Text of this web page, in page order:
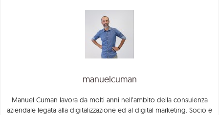
manuelcuman
Manuel Cuman lavora da molti anni nell’ambito della consulenza
aziendale legata alla digitalizzazione ed al digital marketing. Socio e
Tutti i
lavori
Aziende
Turismo